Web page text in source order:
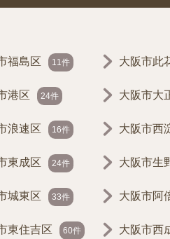
福島区 11件 大阪市此
港区 24件 大阪市大
浪速区 16件 大阪市西
東成区 24件 大阪市生
城東区 33件 大阪市阿
東住吉区 60件 大阪市西